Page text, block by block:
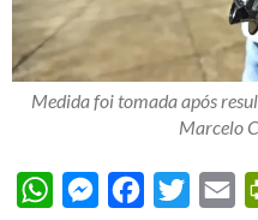
Medida foi tomada após
Marcelo
WhatsAppMessengerFacebook
Twitter